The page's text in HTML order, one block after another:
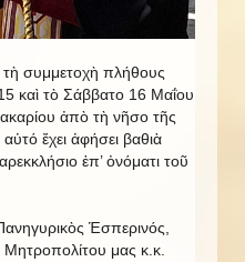
τὴ συμμετοχὴ πλήθους
καὶ τὸ Σάββατο 16 Μαΐου
ἀπὸ τὴ νῆσο τῆς
ἔχει ἀφήσει βαθιὰ
ἐπ’ ὀνόματι τοῦ
Ἑσπερινός,
μας κ.κ.